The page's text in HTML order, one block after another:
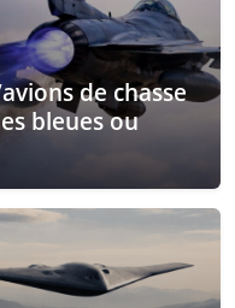
de chasse
bleues ou